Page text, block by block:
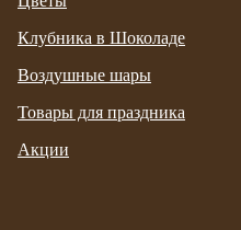
Клубника в Шоколаде
Воздушные шары
Товары для праздника
Акции